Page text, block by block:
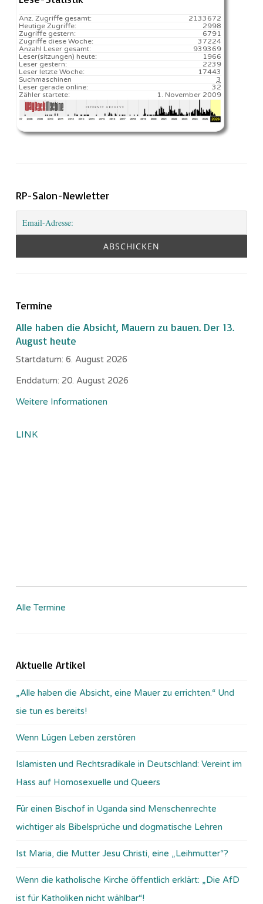
2133672
Anz. Zugriffe gesamt:
2998
Heutige Zugriffe:
6791
Zugriffe gestern:
37224
Zugriffe diese Woche:
939369
Anzahl Leser gesamt:
1966️
Leser(sitzungen) heute:
2239
Leser gestern:
17443️
Leser letzte Woche:
3
Suchmaschinen
32
Leser gerade online:
1. November 2009
Zähler startete:
RP-Salon-Newletter
Termine
Alle haben die Absicht, Mauern zu bauen. Der 13.
August heute
Startdatum: 6. August 2026
Enddatum: 20. August 2026
Weitere Informationen
LINK
Alle Termine
Aktuelle Artikel
„Alle haben die Absicht, eine Mauer zu errichten.“ Und
sie tun es bereits!
Wenn Lügen Leben zerstören
Islamisten und Rechtsradikale in Deutschland: Vereint im
Hass auf Homosexuelle und Queers
Für einen Bischof in Uganda sind Menschenrechte
wichtiger als Bibelsprüche und dogmatische Lehren
Ist Maria, die Mutter Jesu Christi, eine „Leihmutter“?
Wenn die katholische Kirche öffentlich erklärt: „Die AfD
ist für Katholiken nicht wählbar“!